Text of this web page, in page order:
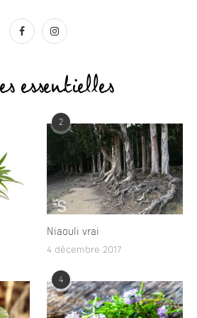
essentielles
2
Niaouli vrai
4 décembre 2017
4